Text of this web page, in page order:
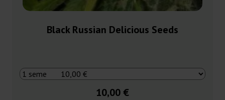
Black Russian Delicious Seeds
10,00 €